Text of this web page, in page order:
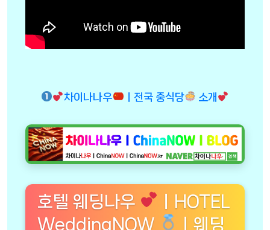
차이나나우 ㅣ전국 중식당 소개
호텔 웨딩나우
ㅣHOTEL
WeddingNOW
ㅣ웨딩